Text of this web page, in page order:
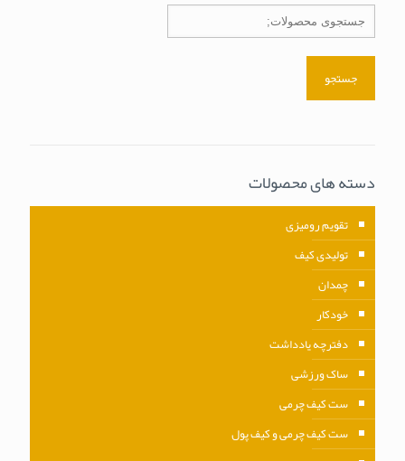
جستجو
دسته های محصولات
تقویم رومیزی
تولیدی کیف
چمدان
خودکار
دفترچه یادداشت
ساک ورزشی
ست کیف چرمی
ست کیف چرمی و کیف پول